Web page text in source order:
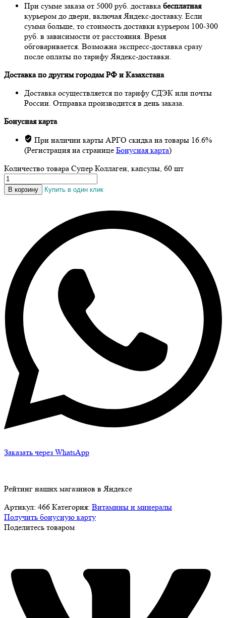
При сумме заказа от 5000 руб. доставка бесплатная
курьером до двери, включая Яндекс-доставку. Если
сумма больше, то стоимость доставки курьером 100-300
руб. в зависимости от расстояния. Время
обговаривается. Возможна экспресс-доставка сразу
после оплаты по тарифу Яндекс-доставки.
Доставка по другим городам РФ и Казахстана
Доставка осуществляется по тарифу СДЭК или почты
России. Отправка производится в день заказа.
Бонусная карта
При наличии карты АРГО скидка на товары 16.6%
(Регистрация на странице Бонусная карта)
Количество товара Супер Коллаген, капсулы, 60 шт
В корзину Купить в один клик
Заказать через WhatsApp
Рейтинг наших магазинов в Яндексе
Артикул: 466 Категория: Витамины и минералы
Получить бонусную карту
Поделитесь товаром